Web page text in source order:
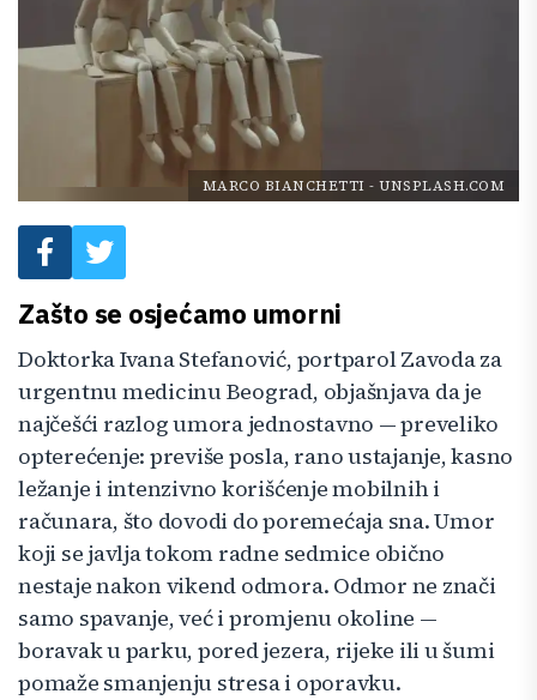
MARCO BIANCHETTI - UNSPLASH.COM
Zašto se osjećamo umorni
Doktorka Ivana Stefanović, portparol Zavoda za
urgentnu medicinu Beograd, objašnjava da je
najčešći razlog umora jednostavno — preveliko
opterećenje: previše posla, rano ustajanje, kasno
ležanje i intenzivno korišćenje mobilnih i
računara, što dovodi do poremećaja sna. Umor
koji se javlja tokom radne sedmice obično
nestaje nakon vikend odmora. Odmor ne znači
samo spavanje, već i promjenu okoline —
boravak u parku, pored jezera, rijeke ili u šumi
pomaže smanjenju stresa i oporavku.